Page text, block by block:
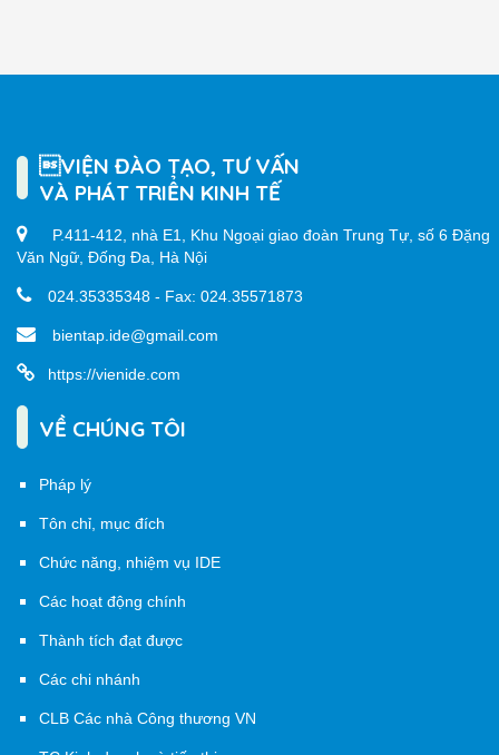
VIỆN ĐÀO TẠO, TƯ VẤN
VÀ PHÁT TRIỂN KINH TẾ
P.411-412, nhà E1, Khu Ngoại giao đoàn Trung Tự, số 6 Đặng
Văn Ngữ, Đống Đa, Hà Nội
024.35335348 - Fax: 024.35571873
bientap.ide@gmail.com
https://vienide.com
VỀ CHÚNG TÔI
Pháp lý
Tôn chỉ, mục đích
Chức năng, nhiệm vụ IDE
Các hoạt động chính
Thành tích đạt được
Các chi nhánh
CLB Các nhà Công thương VN